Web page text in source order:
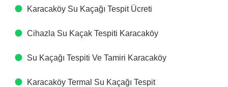
Karacaköy Su Kaçağı Tespit Ücreti​
Cihazla Su Kaçak Tespiti​ Karacaköy
Su Kaçağı Tespiti Ve Tamiri​ Karacaköy
Karacaköy Termal Su Kaçağı Tespit ​